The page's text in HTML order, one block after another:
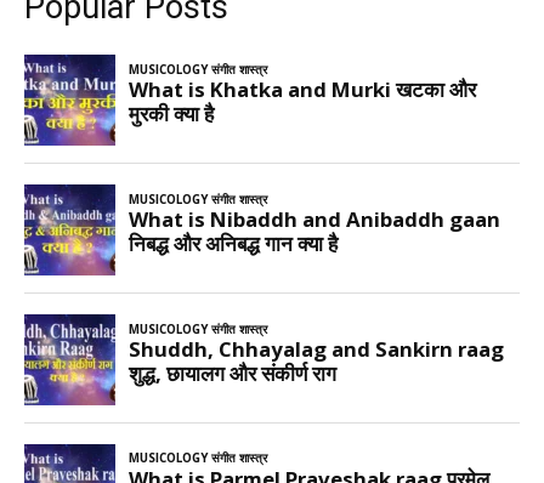
Popular Posts